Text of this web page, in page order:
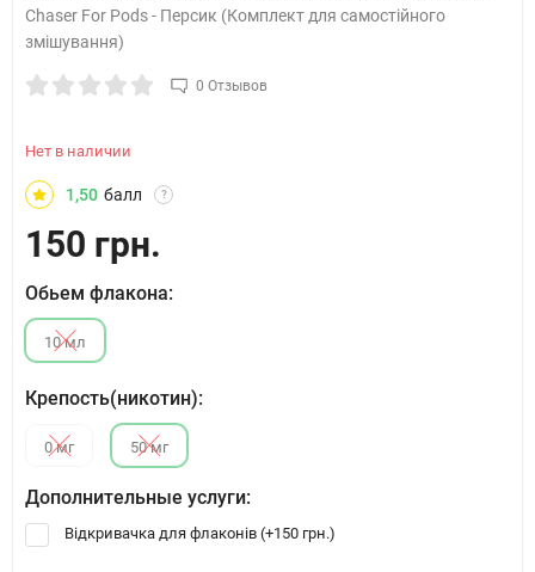
Chaser For Pods - Персик (Комплект для самостійного
змішування)
0 Отзывов
Нет в наличии
1,50 балл ?
150 грн.
Обьем флакона:
10 мл
Крепость(никотин):
0 мг 50 мг
Дополнительные услуги:
Відкривачка для флаконів (+150 грн.)